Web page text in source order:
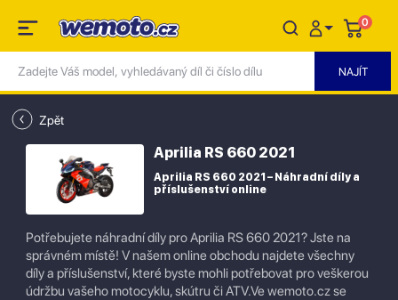
0
Zpět
Aprilia RS 660 2021
Aprilia RS 660 2021 – Náhradní díly a
příslušenství online
Potřebujete náhradní díly pro Aprilia RS 660 2021? Jste na
správném místě! V našem online obchodu najdete všechny
díly a příslušenství, které byste mohli potřebovat pro veškerou
údržbu vašeho motocyklu, skútru či ATV.Ve wemoto.cz se